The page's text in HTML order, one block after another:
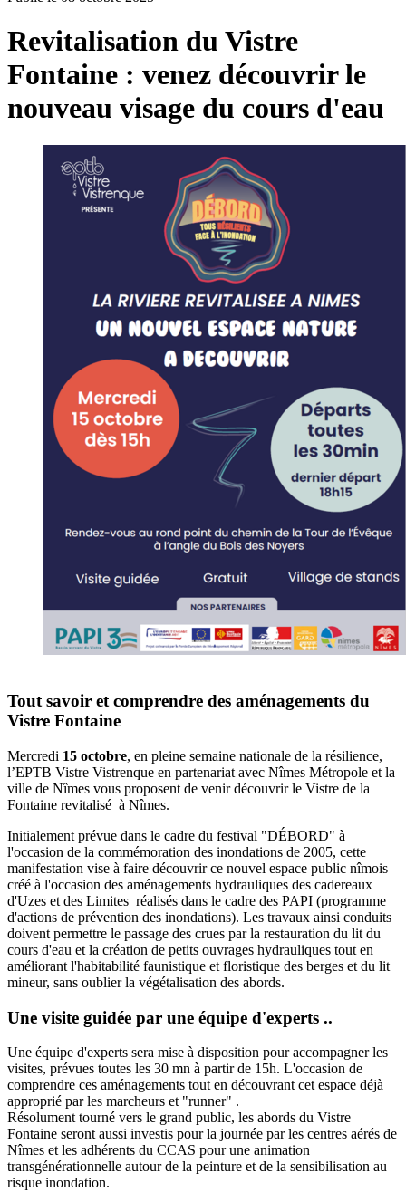
Revitalisation du Vistre
Fontaine : venez découvrir le
nouveau visage du cours d'eau
Tout savoir et comprendre des aménagements du
Vistre Fontaine
Mercredi 15 octobre, en pleine semaine nationale de la résilience,
l’EPTB Vistre Vistrenque en partenariat avec Nîmes Métropole et la
ville de Nîmes vous proposent de venir découvrir le Vistre de la
Fontaine revitalisé à Nîmes.
Initialement prévue dans le cadre du festival "DÉBORD" à
l'occasion de la commémoration des inondations de 2005, cette
manifestation vise à faire découvrir ce nouvel espace public nîmois
créé à l'occasion des aménagements hydrauliques des cadereaux
d'Uzes et des Limites réalisés dans le cadre des PAPI (programme
d'actions de prévention des inondations). Les travaux ainsi conduits
doivent permettre le passage des crues par la restauration du lit du
cours d'eau et la création de petits ouvrages hydrauliques tout en
améliorant l'habitabilité faunistique et floristique des berges et du lit
mineur, sans oublier la végétalisation des abords.
Une visite guidée par une équipe d'experts ..
Une équipe d'experts sera mise à disposition pour accompagner les
visites, prévues toutes les 30 mn à partir de 15h. L'occasion de
comprendre ces aménagements tout en découvrant cet espace déjà
approprié par les marcheurs et "runner" .
Résolument tourné vers le grand public, les abords du Vistre
Fontaine seront aussi investis pour la journée par les centres aérés de
Nîmes et les adhérents du CCAS pour une animation
transgénérationnelle autour de la peinture et de la sensibilisation au
risque inondation.